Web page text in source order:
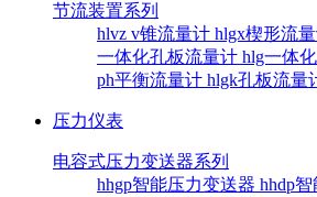
节流装置系列
hlvz v锥流量计 hlgx楔形流
一体化孔板流量计 hlg一体
ph平衡流量计 hlgk孔板流量
压力仪表
电容式压力变送器系列
hhgp智能压力变送器 hhdp